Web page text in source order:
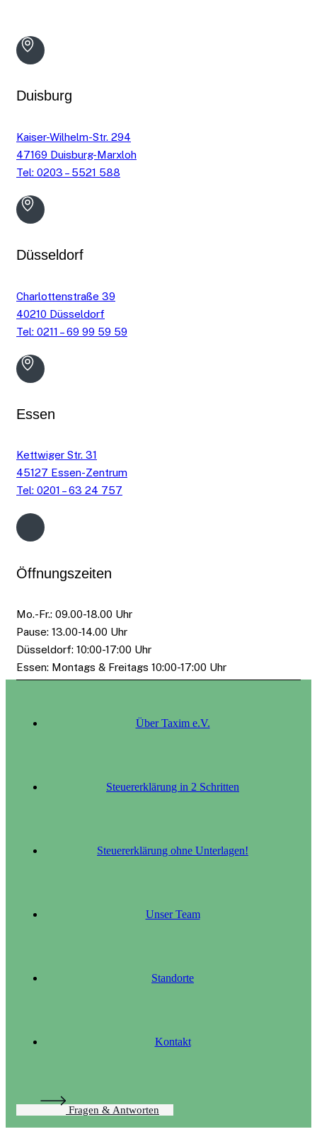
Duisburg
Kaiser-Wilhelm-Str. 294
47169 Duisburg-Marxloh
Tel: 0203 – 5521 588
Düsseldorf
Charlottenstraße 39
40210 Düsseldorf
Tel: 0211 – 69 99 59 59
Essen
Kettwiger Str. 31
45127 Essen-Zentrum
Tel: 0201 – 63 24 757
Öffnungszeiten
Mo.-Fr.: 09.00-18.00 Uhr
Pause: 13.00-14.00 Uhr
Düsseldorf: 10:00-17:00 Uhr
Essen: Montags & Freitags 10:00-17:00 Uhr
Über Taxim e.V.
Steuererklärung in 2 Schritten
Steuererklärung ohne Unterlagen!
Unser Team
Standorte
Kontakt
Fragen & Antworten